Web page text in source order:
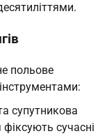
польове
супутникова
сучасні